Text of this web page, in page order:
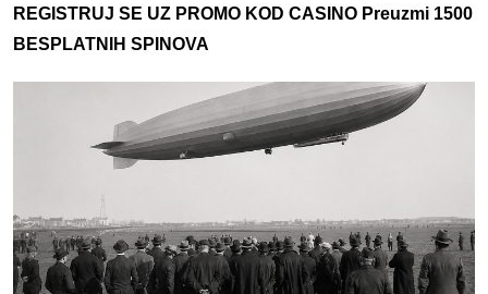
REGISTRUJ SE UZ PROMO KOD CASINO Preuzmi 1500
BESPLATNIH SPINOVA